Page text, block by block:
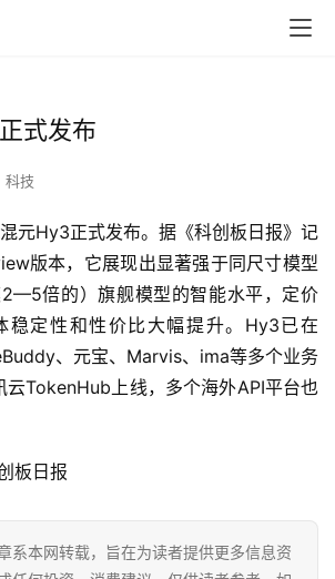
式发布
科技
元Hy3正式发布。据《科创板日报》记
版本，它展现出显著强于同尺寸模型
倍的）旗舰模型的智能水平，定价
稳定性和性价比大幅提升。Hy3已在
、元宝、Marvis、ima等多个业务
云TokenHub上线，多个海外API平台也
板日报
系本网转载，旨在为读者提供更多信息资